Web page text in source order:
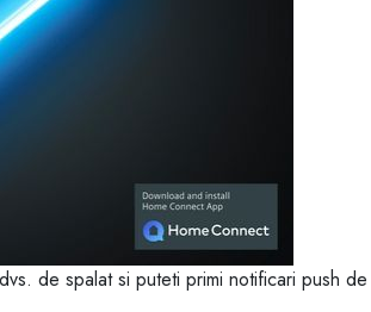
de spalat si puteti primi notificari push